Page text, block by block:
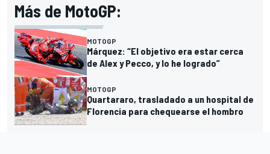
Más de MotoGP:
MOTOGP
Márquez: “El objetivo era estar cerca
de Alex y Pecco, y lo he logrado”
MOTOGP
Quartararo, trasladado a un hospital de
Florencia para chequearse el hombro